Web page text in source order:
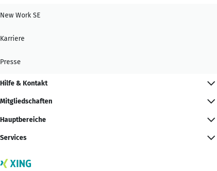
New Work SE
Karriere
Presse
Hilfe & Kontakt
Mitgliedschaften
Hauptbereiche
Services